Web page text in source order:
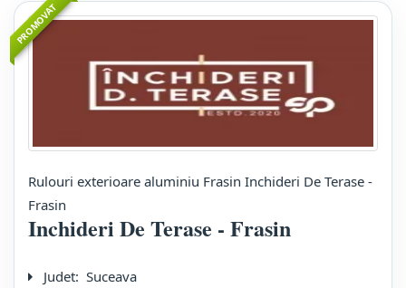
PROMOVAT
Rulouri exterioare aluminiu Frasin Inchideri De Terase -
Frasin
Inchideri De Terase - Frasin
Judet: Suceava